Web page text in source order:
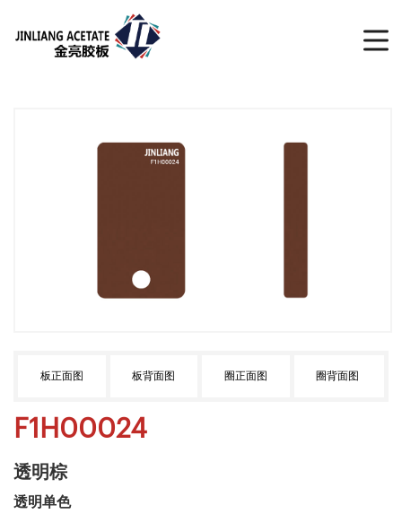
板正面图 板背面图 圈正面图 圈背面图
F1H00024
透明棕
透明单色